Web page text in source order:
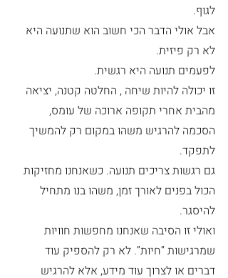
לגוף.
אבל אולי הדבר הכי חשוב הוא שתנועה היא
לא רק פיזית.
לפעמים תנועה היא רגשית.
זו יכולה להיות שיחה , החלטה קטנה, יציאה
מהבית אחרי תקופה ארוכה של עומס,
הסכמה להרגיש משהו במקום רק להמשיך
לתפקד.
גם רגשות צריכים תנועה. כשאנחנו מחזיקות
הכול בפנים לאורך זמן, משהו בנו מתחיל
להיסגר.
ואולי זו הסיבה שאנחנו מחפשות חוויות
שמרגישות “חיות”. לא רק להספיק עוד
דברים או לצרוך עוד מידע, אלא להרגיש